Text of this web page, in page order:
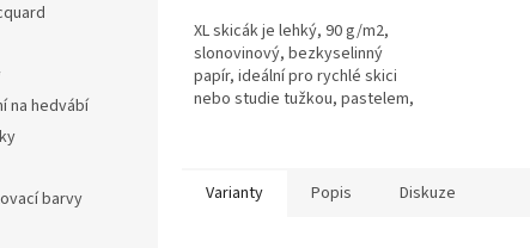
na hedvábí
barvy
XL skicák je lehký, 90 g/m2,
slonovinový, bezkyselinný
papír, ideální pro rychlé skici
nebo studie tužkou, pastelem,
Varianty Popis Diskuze